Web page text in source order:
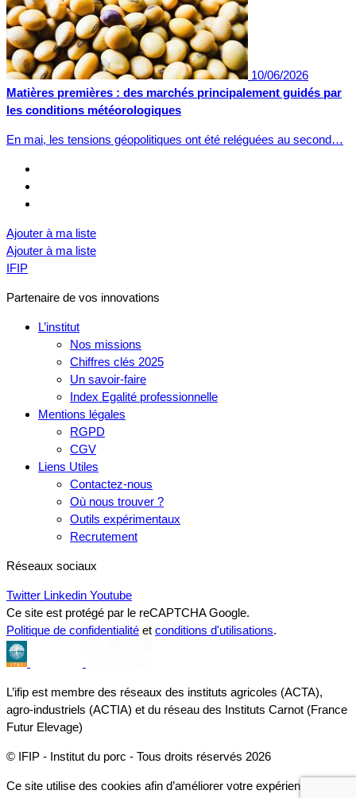
10/06/2026
Matières premières : des marchés principalement guidés par
les conditions météorologiques
En mai, les tensions géopolitiques ont été reléguées au second…
Ajouter à ma liste
Ajouter à ma liste
IFIP
Partenaire de vos innovations
L’institut
Nos missions
Chiffres clés 2025
Un savoir-faire
Index Egalité professionnelle
Mentions légales
RGPD
CGV
Liens Utiles
Contactez-nous
Où nous trouver ?
Outils expérimentaux
Recrutement
Réseaux sociaux
Twitter Linkedin Youtube
Ce site est protégé par le reCAPTCHA Google.
Politique de confidentialité et conditions d'utilisations.
L’ifip est membre des réseaux des instituts agricoles (ACTA),
agro-industriels (ACTIA) et du réseau des Instituts Carnot (France
Futur Elevage)
© IFIP - Institut du porc - Tous droits réservés 2026
Ce site utilise des cookies afin d’améliorer votre expérience